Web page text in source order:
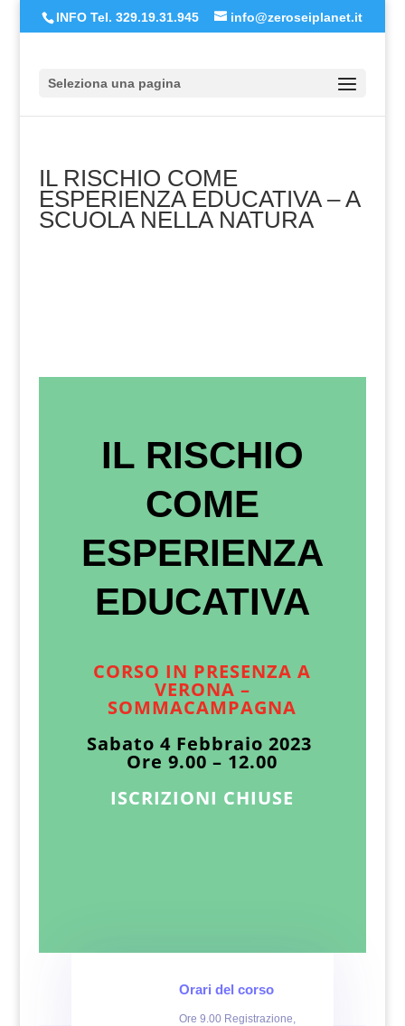
INFO Tel. 329.19.31.945 info@zeroseiplanet.it
Seleziona una pagina
IL RISCHIO COME
ESPERIENZA EDUCATIVA – A
SCUOLA NELLA NATURA
IL RISCHIO
COME
ESPERIENZA
EDUCATIVA
CORSO IN PRESENZA A
VERONA –
SOMMACAMPAGNA
Sabato 4 Febbraio 2023
Ore 9.00 – 12.00
ISCRIZIONI CHIUSE
Orari del corso
Ore 9.00 Registrazione,